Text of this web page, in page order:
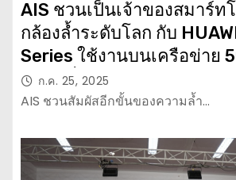
AIS ชวนเป็นเจ้าของสมาร์ท
กล้องล้ำระดับโลก กับ
Series ใช้งานบนเครือข่าย
ราคาเริ่มต้นเพียง 25,990 บา
ก.ค. 25, 2025
AIS ชวนสัมผัสอีกขั้นของความล้ำ…